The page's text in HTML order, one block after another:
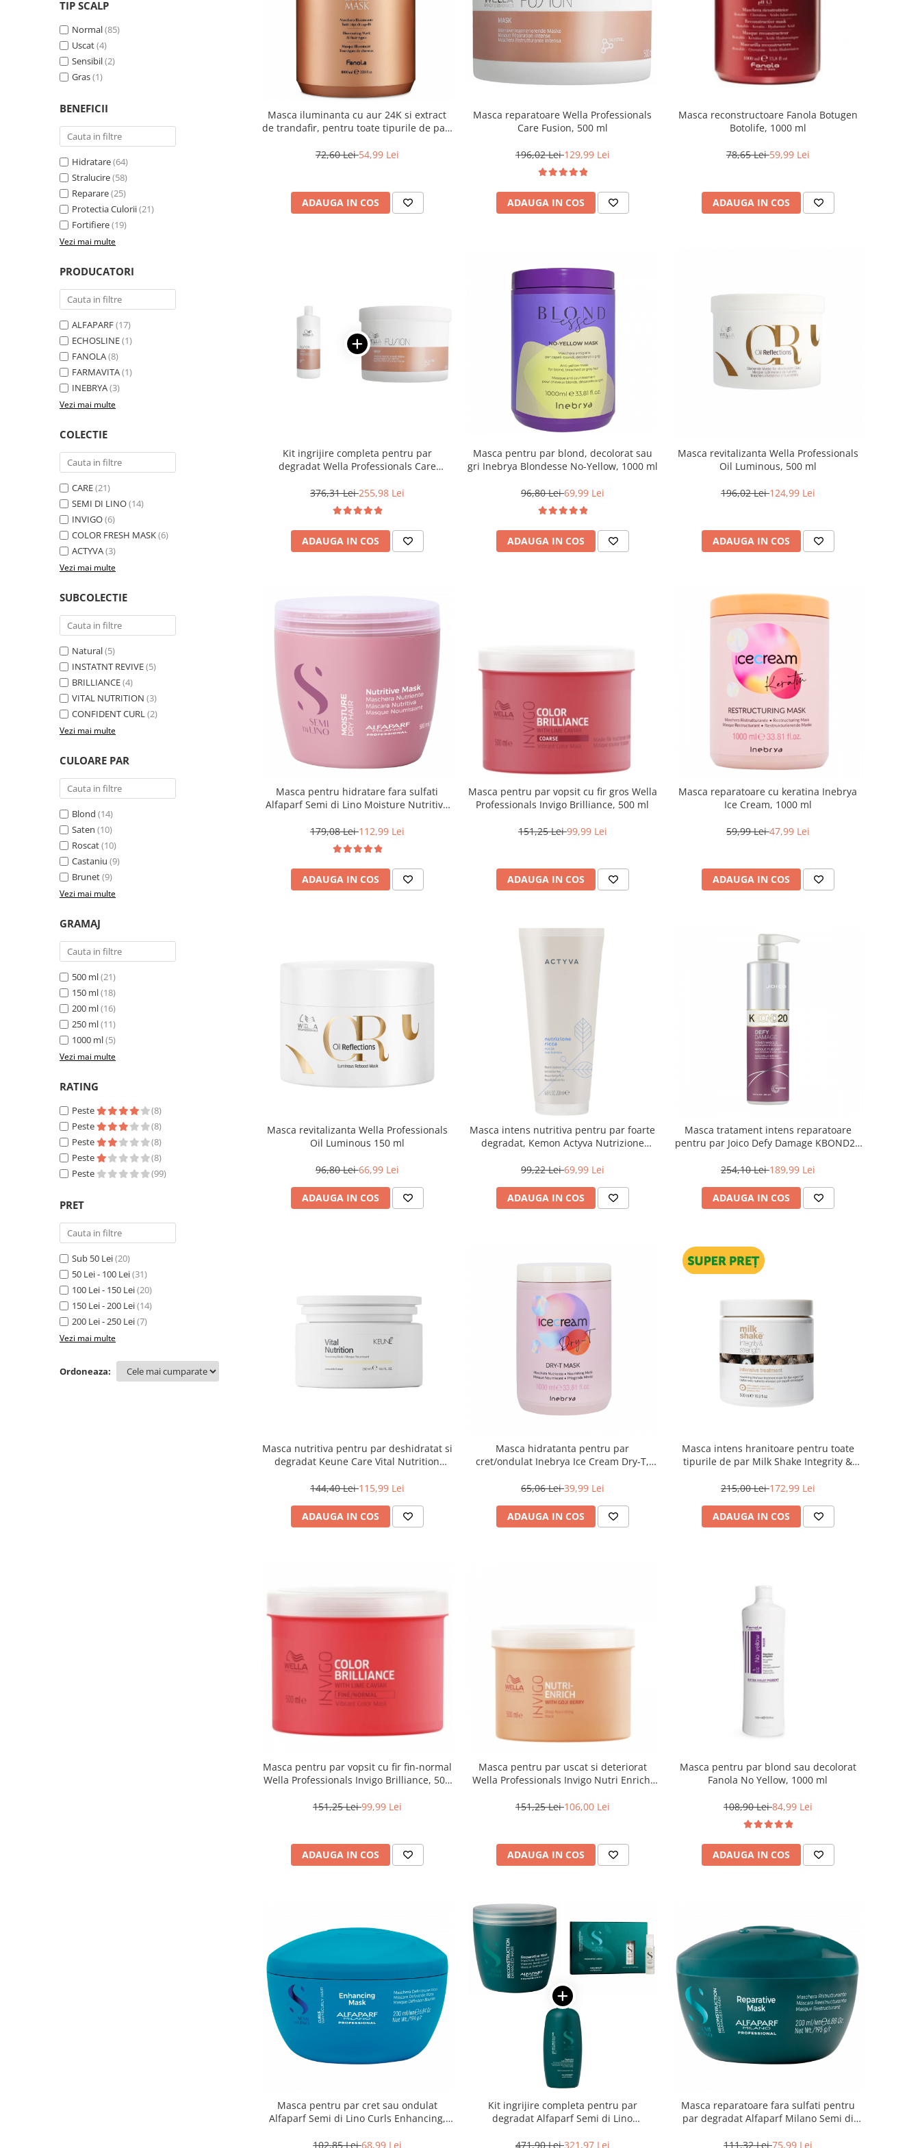
TIP SCALP
Normal(85)
Uscat(4)
Sensibil(2)
Gras(1)
BENEFICII
Hidratare(64)
Stralucire(58)
Reparare(25)
Protectia Culorii(21)
Fortifiere(19)
Vezi mai multe
PRODUCATORI
ALFAPARF(17)
ECHOSLINE(1)
FANOLA(8)
FARMAVITA(1)
INEBRYA(3)
Vezi mai multe
COLECTIE
CARE(21)
SEMI DI LINO(14)
INVIGO(6)
COLOR FRESH MASK(6)
ACTYVA(3)
Vezi mai multe
SUBCOLECTIE
Natural(5)
INSTATNT REVIVE(5)
BRILLIANCE(4)
VITAL NUTRITION (3)
CONFIDENT CURL(2)
Vezi mai multe
CULOARE PAR
Blond (14)
Saten (10)
Roscat(10)
Castaniu (9)
Brunet(9)
Vezi mai multe
GRAMAJ
500 ml(21)
150 ml(18)
200 ml(16)
250 ml(11)
1000 ml(5)
Vezi mai multe
RATING
Peste
(8)
Peste
(8)
Peste
(8)
Peste
(8)
Peste
(99)
PRET
Sub 50 Lei(20)
50 Lei - 100 Lei(31)
100 Lei - 150 Lei(20)
150 Lei - 200 Lei(14)
200 Lei - 250 Lei(7)
Vezi mai multe
Ordoneaza:
Masca iluminanta cu aur 24K si extract
de trandafir, pentru toate tipurile de par,
72,60 Lei54,99 Lei
ADAUGA IN COS
Masca reparatoare Wella Professionals
Care Fusion, 500 ml
196,02 Lei129,99 Lei
ADAUGA IN COS
Masca reconstructoare Fanola Botugen
Botolife, 1000 ml
78,65 Lei59,99 Lei
ADAUGA IN COS
Kit ingrijire completa pentru par
degradat Wella Professionals Care
376,31 Lei255,98 Lei
ADAUGA IN COS
Masca pentru par blond, decolorat sau
gri Inebrya Blondesse No-Yellow, 1000 ml
96,80 Lei69,99 Lei
ADAUGA IN COS
Masca revitalizanta Wella Professionals
Oil Luminous, 500 ml
196,02 Lei124,99 Lei
ADAUGA IN COS
Masca pentru hidratare fara sulfati
Alfaparf Semi di Lino Moisture Nutritive
179,08 Lei112,99 Lei
ADAUGA IN COS
Masca pentru par vopsit cu fir gros Wella
Professionals Invigo Brilliance, 500 ml
151,25 Lei99,99 Lei
ADAUGA IN COS
Masca reparatoare cu keratina Inebrya
Ice Cream, 1000 ml
59,99 Lei47,99 Lei
ADAUGA IN COS
Masca revitalizanta Wella Professionals
Oil Luminous 150 ml
96,80 Lei66,99 Lei
ADAUGA IN COS
Masca intens nutritiva pentru par foarte
degradat, Kemon Actyva Nutrizione
99,22 Lei69,99 Lei
ADAUGA IN COS
Masca tratament intens reparatoare
pentru par Joico Defy Damage KBOND20
254,10 Lei189,99 Lei
ADAUGA IN COS
Masca nutritiva pentru par deshidratat si
degradat Keune Care Vital Nutrition
144,40 Lei115,99 Lei
ADAUGA IN COS
Masca hidratanta pentru par
cret/ondulat Inebrya Ice Cream Dry-T,
65,06 Lei39,99 Lei
ADAUGA IN COS
Masca intens hranitoare pentru toate
tipurile de par Milk Shake Integrity &
215,00 Lei172,99 Lei
ADAUGA IN COS
Masca pentru par vopsit cu fir fin-normal
Wella Professionals Invigo Brilliance, 500
151,25 Lei99,99 Lei
ADAUGA IN COS
Masca pentru par uscat si deteriorat
Wella Professionals Invigo Nutri Enrich,
151,25 Lei106,00 Lei
ADAUGA IN COS
Masca pentru par blond sau decolorat
Fanola No Yellow, 1000 ml
108,90 Lei84,99 Lei
ADAUGA IN COS
Masca pentru par cret sau ondulat
Alfaparf Semi di Lino Curls Enhancing,
102,85 Lei68,99 Lei
Kit ingrijire completa pentru par
degradat Alfaparf Semi di Lino
471,90 Lei321,97 Lei
Masca reparatoare fara sulfati pentru
par degradat Alfaparf Milano Semi di
111,32 Lei75,99 Lei